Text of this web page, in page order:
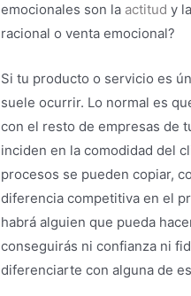
emocionales son la actitud y la
racional o venta emocional?
Si tu producto o servicio es
suele ocurrir. Lo normal es
con el resto de empresas de
inciden en la comodidad del
procesos se pueden copiar,
diferencia competitiva en el
habrá alguien que pueda
conseguirás ni confianza ni
diferenciarte con alguna de